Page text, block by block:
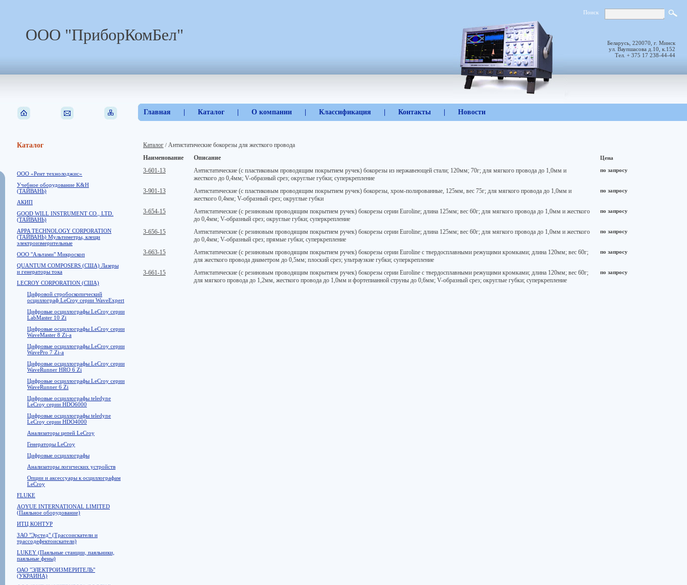
ООО "ПриборКомБел"
Поиск
Беларусь, 220070, г. Минск
ул. Ваупшасова д.10, к.152
Тел. + 375 17 238-44-44
Главная Каталог О компании Классификация Контакты Новости
Каталог
ООО «Рент технолоджис»
Учебное оборудование K&H
(ТАЙВАНЬ)
АКИП
GOOD WILL INSTRUMENT CO., LTD.
(ТАЙВАНЬ)
APPA TECHNOLOGY CORPORATION
(ТАЙВАНЬ) Мультиметры, клещи
электроизмерительные
ООО "Альтами" Микроскоп
QUANTUM COMPOSERS (США) Лазеры
и генераторы тока
LECROY CORPORATION (США)
Цифровой стробоскопический
осциллограф LeCroy серии WaveExpert
Цифровые осциллографы LeCroy серии
LabMaster 10 Zi
Цифровые осциллографы LeCroy серии
WaveMaster 8 Zi-a
Цифровые осциллографы LeCroy серии
WavePro 7 Zi-a
Цифровые осциллографы LeCroy серии
WaveRunner HRO 6 Zi
Цифровые осциллографы LeCroy серии
WaveRunner 6 Zi
Цифровые осциллографы teledyne
LeCroy серии HDO6000
Цифровые осциллографы teledyne
LeCroy серии HDO4000
Анализаторы цепей LeCroy
Генераторы LeCroy
Цифровые осциллографы
Анализаторы логических устройств
Опции и аксессуары к осциллографам
LeCroy
FLUKE
AOYUE INTERNATIONAL LIMITED
(Паяльное оборудование)
ИТЦ КОНТУР
ЗАО "Эрстед" (Трассоискатели и
трассодефектоискатели)
LUKEY (Паяльные станции, паяльники,
паяльные фены)
ОАО "ЭЛЕКТРОИЗМЕРИТЕЛЬ"
(УКРАИНА)
Каталог / Антистатические бокорезы для жесткого провода
Наименование
Описание Цена
3-601-13
Антистатические (с пластиковым проводящим покрытием ручек) бокорезы из нержавеющей стали; 120мм; 70г; для мягкого провода до 1,0мм и
жесткого до 0,4мм; V-образный срез; округлые губки; суперкрепление
по запросу
3-901-13
Антистатические (с пластиковым проводящим покрытием ручек) бокорезы, хром-полированные, 125мм, вес 75г; для мягкого провода до 1,0мм и
жесткого 0,4мм; V-образный срез; округлые губки
по запросу
3-654-15
Антистатические (с резиновым проводящим покрытием ручек) бокорезы серии Euroline; длина 125мм; вес 60г; для мягкого провода до 1,0мм и жесткого
до 0,4мм; V-образный срез; округлые губки; суперкрепление
по запросу
3-656-15
Антистатические (с резиновым проводящим покрытием ручек) бокорезы серии Euroline; длина 125мм; вес 60г; для мягкого провода до 1,0мм и жесткого
до 0,4мм; V-образный срез; прямые губки; суперкрепление
по запросу
3-663-15
Антистатические (с резиновым проводящим покрытием ручек) бокорезы серии Euroline с твердосплавными режущими кромками; длина 120мм; вес 60г;
для жесткого провода диаметром до 0,5мм; плоский срез; ультраузкие губки; суперкрепление
по запросу
3-661-15
Антистатические (с резиновым проводящим покрытием ручек) бокорезы серии Euroline с твердосплавными режущими кромками; длина 120мм; вес 60г;
для мягкого провода до 1,2мм, жесткого провода до 1,0мм и фортепианной струны до 0,6мм; V-образный срез; округлые губки; суперкрепление
по запросу